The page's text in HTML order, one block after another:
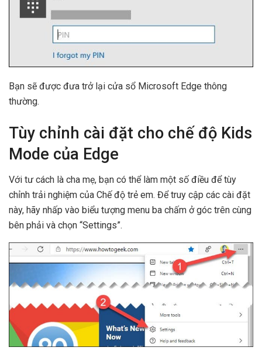
Bạn sẽ được đưa trở lại cửa sổ Microsoft Edge thông
thường.
Tùy chỉnh cài đặt cho chế độ Kids
Mode của Edge
Với tư cách là cha mẹ, bạn có thể làm một số điều để tùy
chỉnh trải nghiệm của Chế độ trẻ em. Để truy cập các cài đặt
này, hãy nhấp vào biểu tượng menu ba chấm ở góc trên cùng
bên phải và chọn “Settings”.